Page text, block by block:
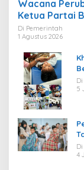
Wacana
Ketua Partai
Regulasi
Di Pemerintah
1 Agustus 2026
Khitan
5
4